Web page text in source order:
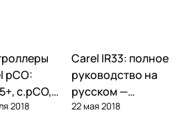
и
pCO:
c.pCO,
—
2018
Автоматика и
контроллеры
Carel IR33: полное
руководство на
русском —
параметры,
22 мая 2018